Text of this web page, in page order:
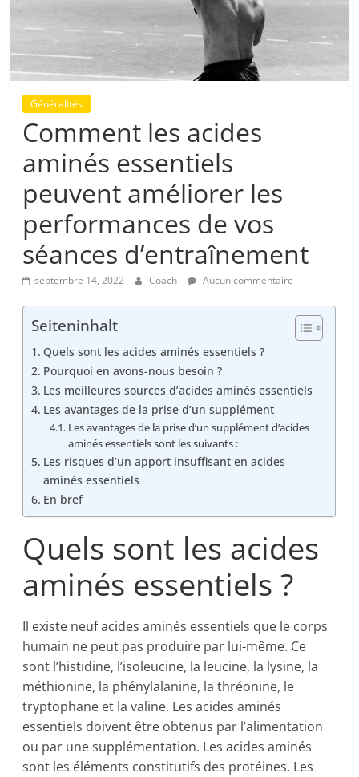
Généralités
Comment les acides
aminés essentiels
peuvent améliorer les
performances de vos
séances d’entraînement
septembre 14, 2022 Coach Aucun commentaire
Seiteninhalt
Quels sont les acides aminés essentiels ?
Pourquoi en avons-nous besoin ?
Les meilleures sources d’acides aminés essentiels
Les avantages de la prise d’un supplément
Les avantages de la prise d’un supplément d’acides
aminés essentiels sont les suivants :
Les risques d’un apport insuffisant en acides
aminés essentiels
En bref
Quels sont les acides
aminés essentiels ?
Il existe neuf acides aminés essentiels que le corps
humain ne peut pas produire par lui-même. Ce
sont l’histidine, l’isoleucine, la leucine, la lysine, la
méthionine, la phénylalanine, la thréonine, le
tryptophane et la valine. Les acides aminés
essentiels doivent être obtenus par l’alimentation
ou par une supplémentation. Les acides aminés
sont les éléments constitutifs des protéines. Les